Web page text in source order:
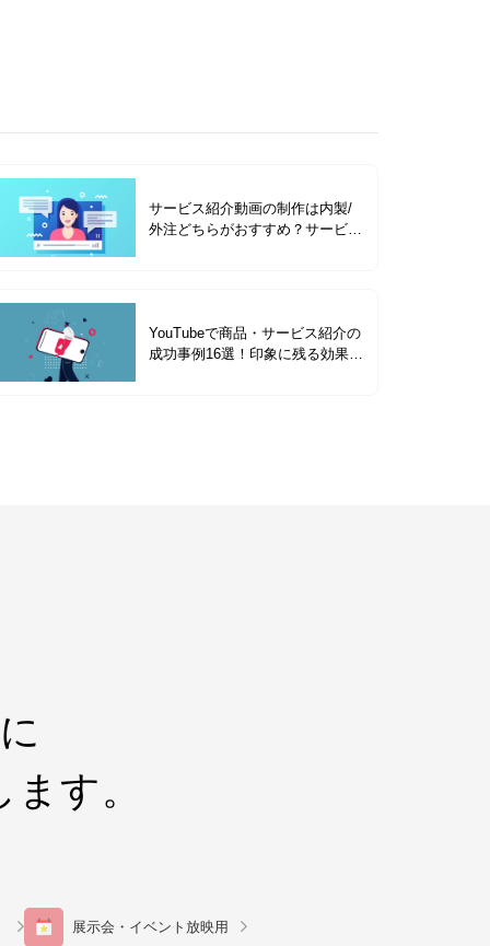
サービス紹介動画の制作は内製/
外注どちらがおすすめ？サービス
YouTubeで商品・サービス紹介の
成功事例16選！印象に残る効果的
す。
展示会・イベント放映用